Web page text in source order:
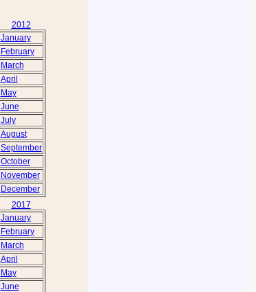
2012
January
February
March
April
May
June
July
August
September
October
November
December
2017
January
February
March
April
May
June